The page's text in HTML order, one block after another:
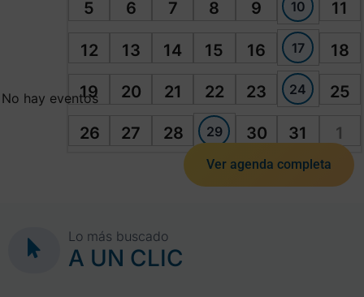
5 6 7 8 9 10 11
12 13 14 15 16 17 18
19 20 21 22 23 24 25
26 27 28 29 30 31 1
No hay eventos
Ver agenda completa
Lo más buscado
A UN CLIC